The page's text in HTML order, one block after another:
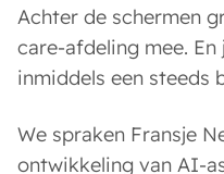
Achter de schermen
care-afdeling mee.
inmiddels een steeds
We spraken Fransje
ontwikkeling van AI-